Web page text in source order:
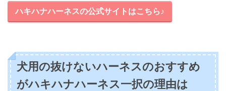
ハキハナハーネスの公式サイトはこちら♪
犬用の抜けないハーネスのおすすめ
がハキハナハーネス一択の理由は